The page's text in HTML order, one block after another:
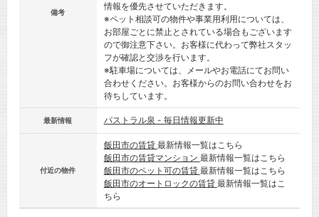
備考
情報を優先させていただきます。
※ペット相談可の物件や事業用利用については、
お部屋ごとに禁止とされている場合もございます
ので御注意下さい。お客様に代わって弊社スタッ
フが確認と交渉を行います。
※駐車場については、メールやお電話にてお問い
合わせください。お客様からのお問い合わせをお
待ちしています。
最新情報 パストラル泉 - 毎日情報更新中
付近の物件
飯田市の賃貸 最新情報一覧はこちら
飯田市の賃貸マンション 最新情報一覧はこちら
飯田市のペット可の賃貸 最新情報一覧はこちら
飯田市のオートロックの賃貸 最新情報一覧はこ
ちら